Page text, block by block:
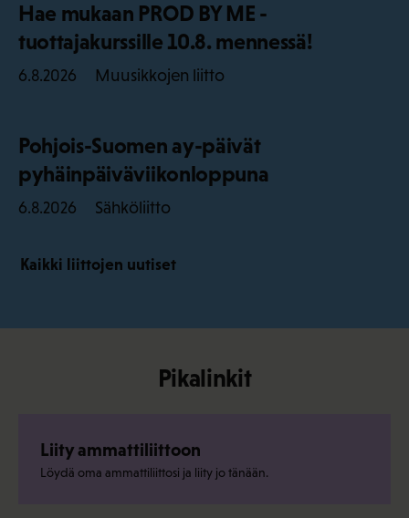
Hae mukaan PROD BY ME -
tuottajakurssille 10.8. mennessä!
6.8.2026 Muusikkojen liitto
Pohjois-Suomen ay-päivät
pyhäinpäiväviikonloppuna
6.8.2026 Sähköliitto
Kaikki liittojen uutiset
Pikalinkit
Liity ammattiliittoon
Löydä oma ammattiliittosi ja liity jo tänään.